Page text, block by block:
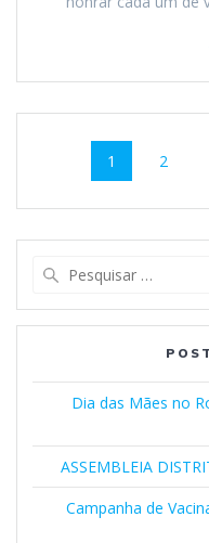
1 2
Dia das Mães no
ASSEMBLEIA
Campanha de